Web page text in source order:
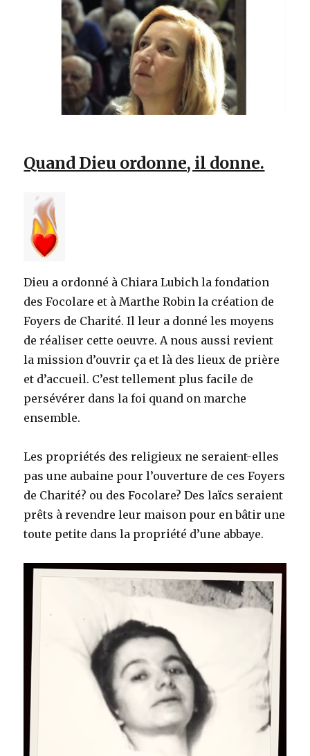
Quand Dieu ordonne, il donne.
Dieu a ordonné à Chiara Lubich la fondation
des Focolare et à Marthe Robin la création de
Foyers de Charité. Il leur a donné les moyens
de réaliser cette oeuvre. A nous aussi revient
la mission d’ouvrir ça et là des lieux de prière
et d’accueil. C’est tellement plus facile de
persévérer dans la foi quand on marche
ensemble.
Les propriétés des religieux ne seraient-elles
pas une aubaine pour l’ouverture de ces Foyers
de Charité? ou des Focolare? Des laïcs seraient
prêts à revendre leur maison pour en bâtir une
toute petite dans la propriété d’une abbaye.